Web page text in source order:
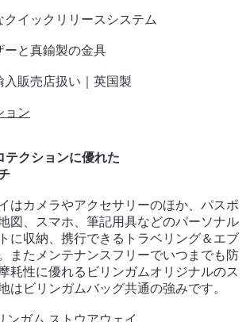
イックリリースシステム
ーと真鍮製の金具
入販売店扱い｜英国製
ョン
テクションに優れた
はカメラやアクセサリーのほか、パスポ
図、スマホ、筆記用具などのパーソナル
に収納、携行できるトラベリング＆エブ
またメンテナンスフリーでいつまでも防
耗性に優れるビリンガムオリジナルのス
はビリンガムバッグ共通の強みです。